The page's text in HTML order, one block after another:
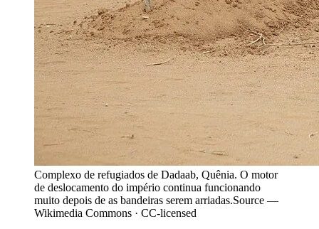
Complexo de refugiados de Dadaab, Quênia. O motor
de deslocamento do império continua funcionando
muito depois de as bandeiras serem arriadas.Source —
Wikimedia Commons · CC-licensed